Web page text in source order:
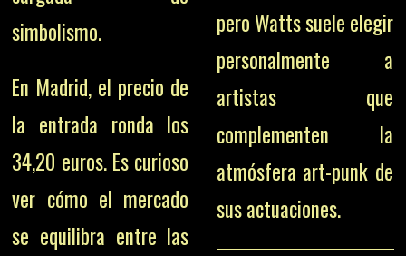
simbolismo.
En Madrid, el precio de
la entrada ronda los
34,20 euros. Es curioso
ver cómo el mercado
se equilibra entre las
pero Watts suele elegir
personalmente a
artistas que
complementen la
atmósfera art-punk de
sus actuaciones.